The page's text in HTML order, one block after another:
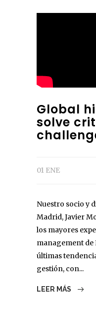
Global
solve
01 ENE
Nuestro socio y
Madrid, Javier
los mayores
management de
últimas
gestión, con...
LEER MÁS